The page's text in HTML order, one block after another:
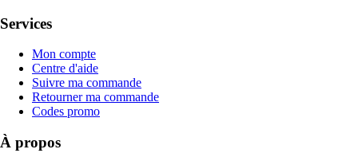
Services
Mon compte
Centre d'aide
Suivre ma commande
Retourner ma commande
Codes promo
À propos